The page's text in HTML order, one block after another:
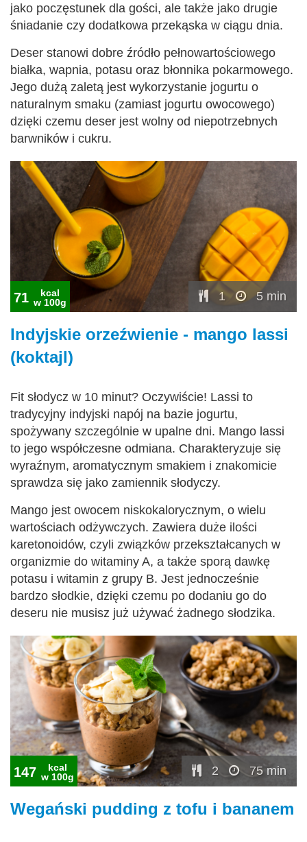
jako poczęstunek dla gości, ale także jako drugie
śniadanie czy dodatkowa przekąska w ciągu dnia.
Deser stanowi dobre źródło pełnowartościowego
białka, wapnia, potasu oraz błonnika pokarmowego.
Jego dużą zaletą jest wykorzystanie jogurtu o
naturalnym smaku (zamiast jogurtu owocowego)
dzięki czemu deser jest wolny od niepotrzebnych
barwników i cukru.
71
kcal
w 100g
1 5 min
Indyjskie orzeźwienie - mango lassi
(koktajl)
Fit słodycz w 10 minut? Oczywiście! Lassi to
tradycyjny indyjski napój na bazie jogurtu,
spożywany szczególnie w upalne dni. Mango lassi
to jego współczesne odmiana. Charakteryzuje się
wyraźnym, aromatycznym smakiem i znakomicie
sprawdza się jako zamiennik słodyczy.
Mango jest owocem niskokalorycznym, o wielu
wartościach odżywczych. Zawiera duże ilości
karetonoidów, czyli związków przekształcanych w
organizmie do witaminy A, a także sporą dawkę
potasu i witamin z grupy B. Jest jednocześnie
bardzo słodkie, dzięki czemu po dodaniu go do
deseru nie musisz już używać żadnego słodzika.
147
kcal
w 100g
2 75 min
Wegański pudding z tofu i bananem